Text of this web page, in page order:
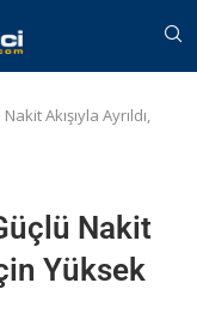
Akışıyla Ayrıldı,
Nakit
Yüksek